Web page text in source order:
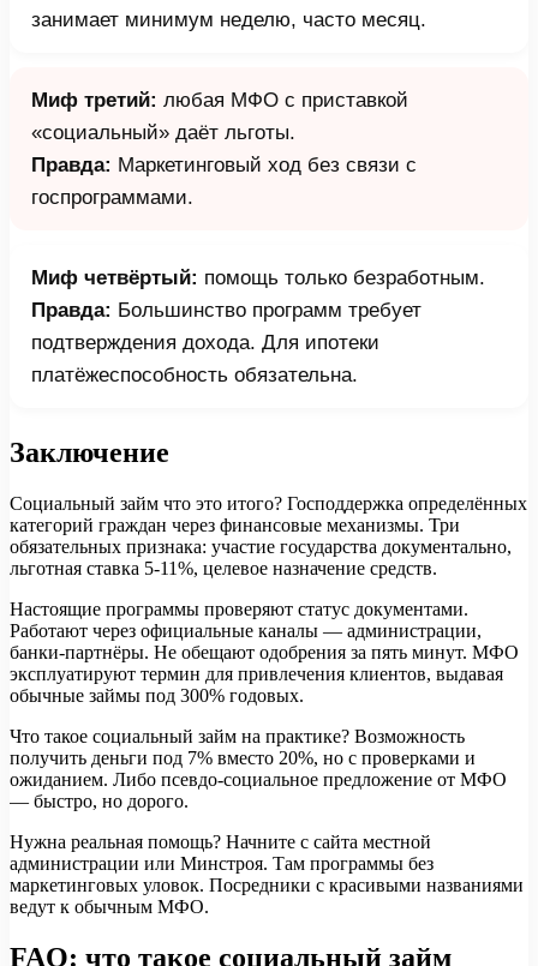
занимает минимум неделю, часто месяц.
Миф третий: любая МФО с приставкой
«социальный» даёт льготы.
Правда: Маркетинговый ход без связи с
госпрограммами.
Миф четвёртый: помощь только безработным.
Правда: Большинство программ требует
подтверждения дохода. Для ипотеки
платёжеспособность обязательна.
Заключение
Социальный займ что это итого? Господдержка определённых
категорий граждан через финансовые механизмы. Три
обязательных признака: участие государства документально,
льготная ставка 5-11%, целевое назначение средств.
Настоящие программы проверяют статус документами.
Работают через официальные каналы — администрации,
банки-партнёры. Не обещают одобрения за пять минут. МФО
эксплуатируют термин для привлечения клиентов, выдавая
обычные займы под 300% годовых.
Что такое социальный займ на практике? Возможность
получить деньги под 7% вместо 20%, но с проверками и
ожиданием. Либо псевдо-социальное предложение от МФО
— быстро, но дорого.
Нужна реальная помощь? Начните с сайта местной
администрации или Минстроя. Там программы без
маркетинговых уловок. Посредники с красивыми названиями
ведут к обычным МФО.
FAQ: что такое социальный займ